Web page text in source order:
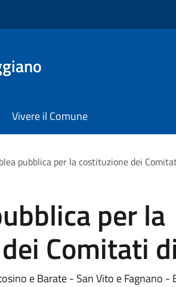
Vivere il Comune
pubblica per la costituzione dei
per la
Comitati
e Barate - San Vito e Fagnano -